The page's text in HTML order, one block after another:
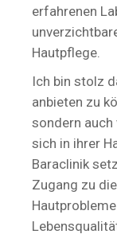
erfahrenen
Hautpflege.
Ich bin stolz
anbieten zu
sondern auch
sich in ihrer
Baraclinik
Zugang zu